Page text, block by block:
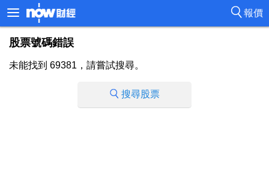
報價
股票號碼錯誤
未能找到 69381，請嘗試搜尋。
搜尋股票